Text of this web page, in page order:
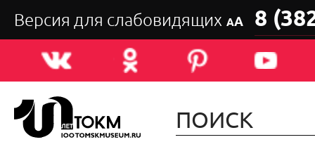
Версия для слабовидящих АА 8